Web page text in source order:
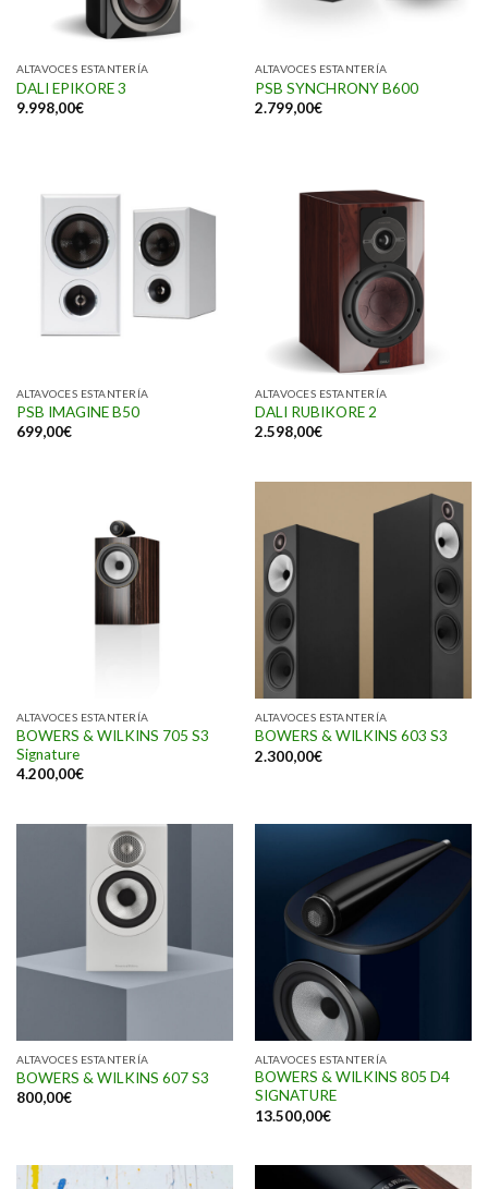
ALTAVOCES ESTANTERÍA
DALI EPIKORE 3
9.998,00€
ALTAVOCES ESTANTERÍA
PSB SYNCHRONY B600
2.799,00€
ALTAVOCES ESTANTERÍA
PSB IMAGINE B50
699,00€
ALTAVOCES ESTANTERÍA
DALI RUBIKORE 2
2.598,00€
ALTAVOCES ESTANTERÍA
BOWERS & WILKINS 705 S3
Signature
4.200,00€
ALTAVOCES ESTANTERÍA
BOWERS & WILKINS 603 S3
2.300,00€
ALTAVOCES ESTANTERÍA
BOWERS & WILKINS 607 S3
800,00€
ALTAVOCES ESTANTERÍA
BOWERS & WILKINS 805 D4
SIGNATURE
13.500,00€